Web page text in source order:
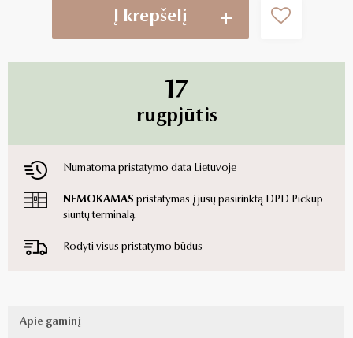
Į krepšelį
17
rugpjūtis
Numatoma pristatymo data Lietuvoje
NEMOKAMAS pristatymas į jūsų pasirinktą DPD Pickup
siuntų terminalą.
Rodyti visus pristatymo būdus
Apie gaminį